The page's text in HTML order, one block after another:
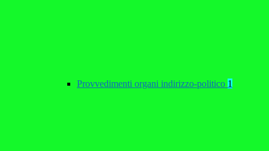
Provvedimenti organi indirizzo-politico 1